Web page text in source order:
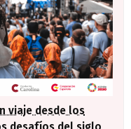
viaje desde los